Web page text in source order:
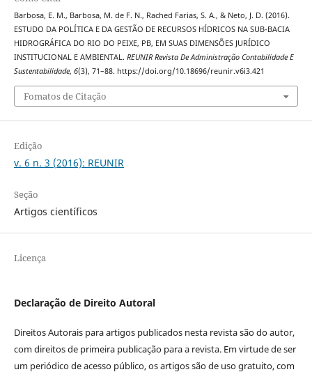
Barbosa, E. M., Barbosa, M. de F. N., Rached Farias, S. A., & Neto, J. D. (2016).
ESTUDO DA POLÍTICA E DA GESTÃO DE RECURSOS HÍDRICOS NA SUB-BACIA
HIDROGRÁFICA DO RIO DO PEIXE, PB, EM SUAS DIMENSÕES JURÍDICO
INSTITUCIONAL E AMBIENTAL. REUNIR Revista De Administração Contabilidade E
Sustentabilidade, 6(3), 71–88. https://doi.org/10.18696/reunir.v6i3.421
Fomatos de Citação
Edição
v. 6 n. 3 (2016): REUNIR
Seção
Artigos científicos
Licença
Declaração de Direito Autoral
Direitos Autorais para artigos publicados nesta revista são do autor,
com direitos de primeira publicação para a revista. Em virtude de ser
um periódico de acesso público, os artigos são de uso gratuito, com